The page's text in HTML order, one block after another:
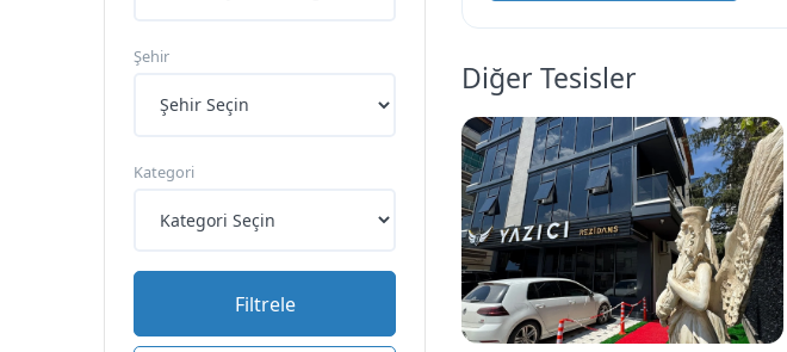
Şehir
Kategori
Filtrele
Diğer Tesisler